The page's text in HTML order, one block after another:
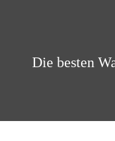
Die besten